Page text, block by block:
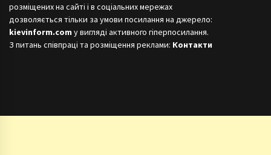
розміщених на сайті і в соціальних мережах
дозволяється тільки за умови посилання на джерело:
kievinform.com у вигляді активного гіперпосилання.
З питань співпраці та розміщення реклами: Контакти